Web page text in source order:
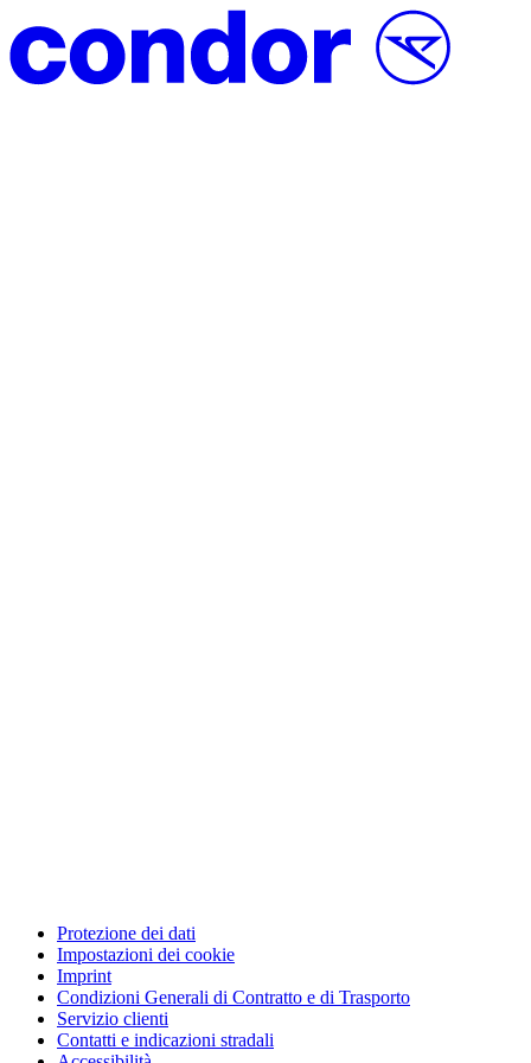
Protezione dei dati
Impostazioni dei cookie
Imprint
Condizioni Generali di Contratto e di Trasporto
Servizio clienti
Contatti e indicazioni stradali